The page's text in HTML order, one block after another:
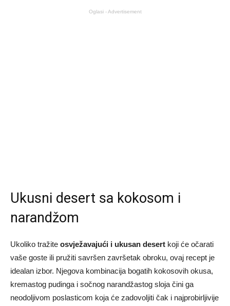
Oglasi - Advertisement
Ukusni desert sa kokosom i
narandžom
Ukoliko tražite osvježavajući i ukusan desert koji će očarati
vaše goste ili pružiti savršen završetak obroku, ovaj recept je
idealan izbor. Njegova kombinacija bogatih kokosovih okusa,
kremastog pudinga i sočnog narandžastog sloja čini ga
neodoljivom poslasticom koja će zadovoljiti čak i najprobirljivije